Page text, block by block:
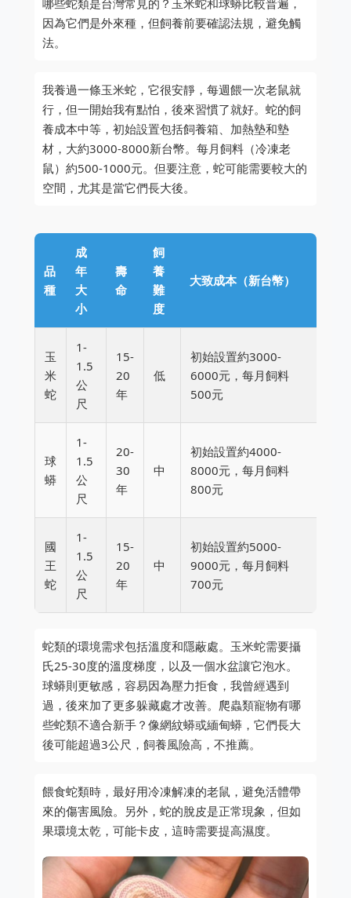
因為它們是外來種，但飼養前要確認法規，避免觸
法。
我養過一條玉米蛇，它很安靜，每週餵一次老鼠就
行，但一開始我有點怕，後來習慣了就好。蛇的飼
養成本中等，初始設置包括飼養箱、加熱墊和墊
材，大約3000-8000新台幣。每月飼料（冷凍老
鼠）約500-1000元。但要注意，蛇可能需要較大的
空間，尤其是當它們長大後。
品
種
成
年
大
小
壽
命
飼
養
難
度
大致成本（新台幣）
玉
米
蛇
1-
1.5
公
尺
15-
20
年
低
初始設置約3000-
6000元，每月飼料
500元
球
蟒
1-
1.5
公
尺
20-
30
年
中
初始設置約4000-
8000元，每月飼料
800元
國
王
蛇
1-
1.5
公
尺
15-
20
年
中
初始設置約5000-
9000元，每月飼料
700元
蛇類的環境需求包括溫度和隱蔽處。玉米蛇需要攝
氏25-30度的溫度梯度，以及一個水盆讓它泡水。
球蟒則更敏感，容易因為壓力拒食，我曾經遇到
過，後來加了更多躲藏處才改善。爬蟲類寵物有哪
些蛇類不適合新手？像網紋蟒或緬甸蟒，它們長大
後可能超過3公尺，飼養風險高，不推薦。
餵食蛇類時，最好用冷凍解凍的老鼠，避免活體帶
來的傷害風險。另外，蛇的脫皮是正常現象，但如
果環境太乾，可能卡皮，這時需要提高濕度。